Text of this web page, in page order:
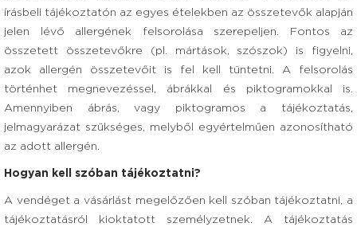
írásbeli tájékoztatón az egyes ételekben az összetevők alapján
jelen lévő allergének felsorolása szerepeljen. Fontos az
összetett összetevőkre (pl. mártások, szószok) is figyelni,
azok allergén összetevőit is fel kell tüntetni. A felsorolás
történhet megnevezéssel, ábrákkal és piktogramokkal is.
Amennyiben ábrás, vagy piktogramos a tájékoztatás,
jelmagyarázat szükséges, melyből egyértelműen azonosítható
az adott allergén.
Hogyan kell szóban tájékoztatni?
A vendéget a vásárlást megelőzően kell szóban tájékoztatni, a
tájékoztatásról kioktatott személyzetnek. A tájékoztatás